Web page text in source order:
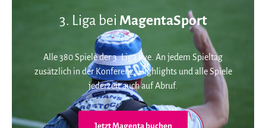
3. Liga bei MagentaSport
Alle 380 Spiele der 3. Liga live. An jedem Spieltag
zusätzlich in der Konferenz. Highlights und alle Spiele
jederzeit auch auf Abruf.
Jetzt Magenta buchen